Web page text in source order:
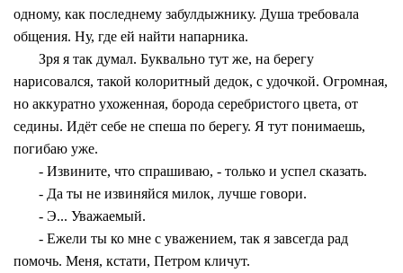
одному, как последнему забулдыжнику. Душа требовала
общения. Ну, где ей найти напарника.
Зря я так думал. Буквально тут же, на берегу
нарисовался, такой колоритный дедок, с удочкой. Огромная,
но аккуратно ухоженная, борода серебристого цвета, от
седины. Идёт себе не спеша по берегу. Я тут понимаешь,
погибаю уже.
- Извините, что спрашиваю, - только и успел сказать.
- Да ты не извиняйся милок, лучше говори.
- Э... Уважаемый.
- Ежели ты ко мне с уважением, так я завсегда рад
помочь. Меня, кстати, Петром кличут.